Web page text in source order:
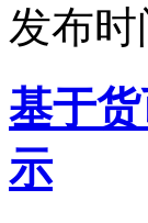
发布时
基于
示